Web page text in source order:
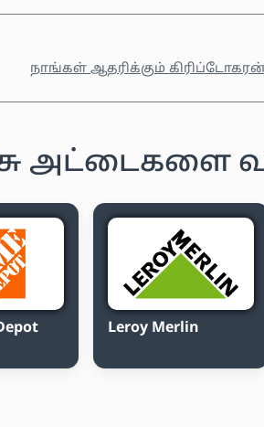
நாங்கள் ஆதரிக்கும்
அட்டைகளை
Leroy Merlin